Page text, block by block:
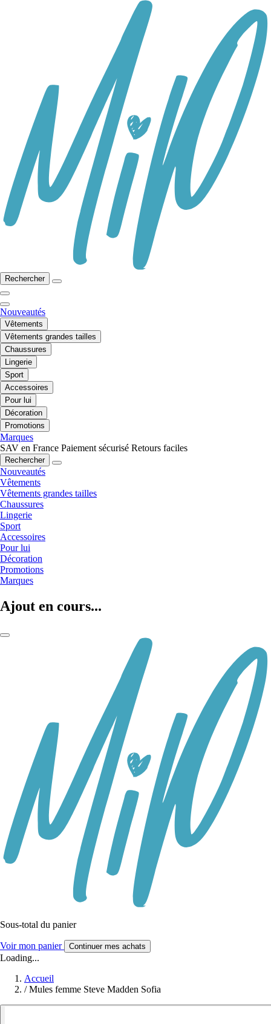
Rechercher
Nouveautés
Vêtements
Vêtements grandes tailles
Chaussures
Lingerie
Sport
Accessoires
Pour lui
Décoration
Promotions
Marques
SAV en France Paiement sécurisé Retours faciles
Rechercher
Nouveautés
Vêtements
Vêtements grandes tailles
Chaussures
Lingerie
Sport
Accessoires
Pour lui
Décoration
Promotions
Marques
Ajout en cours...
Sous-total du panier
Voir mon panier Continuer mes achats
Loading...
Accueil
/ Mules femme Steve Madden Sofia